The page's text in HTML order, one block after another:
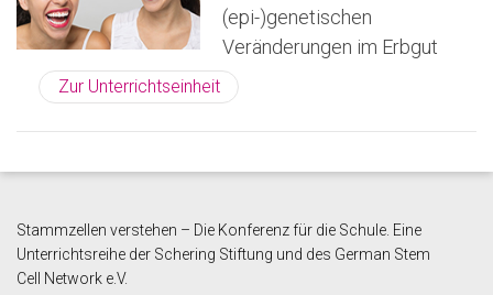
(epi-)genetischen
Veränderungen im Erbgut
Zur Unterrichtseinheit
Stammzellen verstehen – Die Konferenz für die Schule. Eine
Unterrichtsreihe der Schering Stiftung und des German Stem
Cell
Network e.V.